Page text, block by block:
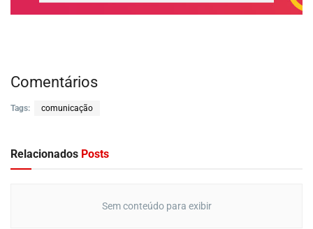
Comentários
Tags: comunicação
Relacionados Posts
Sem conteúdo para exibir